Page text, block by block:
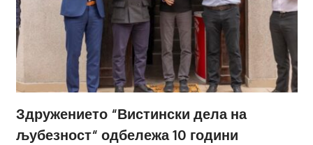
Здружението “Вистински дела на
љубезност“ одбележа 10 години